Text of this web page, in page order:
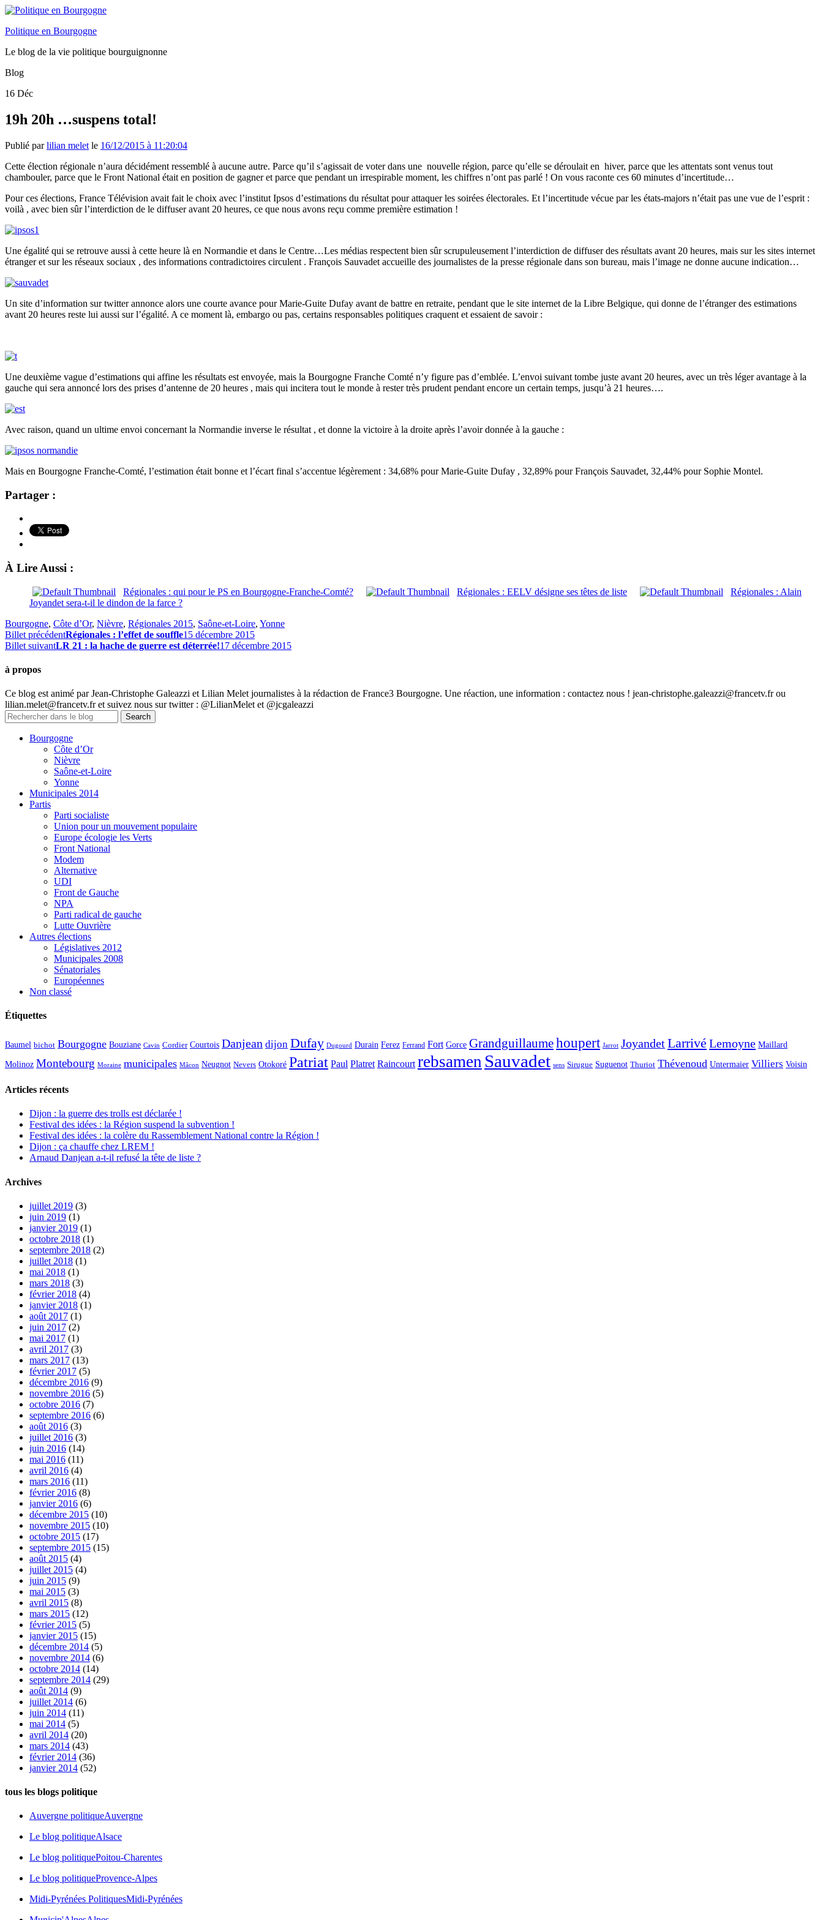
Politique en Bourgogne
Le blog de la vie politique bourguignonne
Blog
16 Déc
19h 20h …suspens total!
Publié parlilian melet le 16/12/2015 à 11:20:04
Cette élection régionale n’aura décidément ressemblé à aucune autre. Parce qu’il s’agissait de voter dans une nouvelle région, parce qu’elle se déroulait en hiver, parce que les attentats sont venus tout
chambouler, parce que le Front National était en position de gagner et parce que pendant un irrespirable moment, les chiffres n’ont pas parlé ! On vous raconte ces 60 minutes d’incertitude…
Pour ces élections, France Télévision avait fait le choix avec l’institut Ipsos d’estimations du résultat pour attaquer les soirées électorales. Et l’incertitude vécue par les états-majors n’était pas une vue de l’esprit :
voilà , avec bien sûr l’interdiction de le diffuser avant 20 heures, ce que nous avons reçu comme première estimation !
Une égalité qui se retrouve aussi à cette heure là en Normandie et dans le Centre…Les médias respectent bien sûr scrupuleusement l’interdiction de diffuser des résultats avant 20 heures, mais sur les sites internet
étranger et sur les réseaux sociaux , des informations contradictoires circulent . François Sauvadet accueille des journalistes de la presse régionale dans son bureau, mais l’image ne donne aucune indication…
Un site d’information sur twitter annonce alors une courte avance pour Marie-Guite Dufay avant de battre en retraite, pendant que le site internet de la Libre Belgique, qui donne de l’étranger des estimations
avant 20 heures reste lui aussi sur l’égalité. A ce moment là, embargo ou pas, certains responsables politiques craquent et essaient de savoir :
Une deuxième vague d’estimations qui affine les résultats est envoyée, mais la Bourgogne Franche Comté n’y figure pas d’emblée. L’envoi suivant tombe juste avant 20 heures, avec un très léger avantage à la
gauche qui sera annoncé lors des prises d’antenne de 20 heures , mais qui incitera tout le monde à rester très prudent pendant encore un certain temps, jusqu’à 21 heures….
Avec raison, quand un ultime envoi concernant la Normandie inverse le résultat , et donne la victoire à la droite après l’avoir donnée à la gauche :
Mais en Bourgogne Franche-Comté, l’estimation était bonne et l’écart final s’accentue légèrement : 34,68% pour Marie-Guite Dufay , 32,89% pour François Sauvadet, 32,44% pour Sophie Montel.
Partager :
À Lire Aussi :
Régionales : qui pour le PS en Bourgogne-Franche-Comté? Régionales : EELV désigne ses têtes de liste
Régionales : Alain
Joyandet sera-t-il le dindon de la farce ?
Bourgogne, Côte d’Or, Nièvre, Régionales 2015, Saône-et-Loire, Yonne
Billet précédentRégionales : l’effet de souffle15 décembre 2015
Billet suivantLR 21 : la hache de guerre est déterrée!17 décembre 2015
à propos
Ce blog est animé par Jean-Christophe Galeazzi et Lilian Melet journalistes à la rédaction de France3 Bourgogne. Une réaction, une information : contactez nous ! jean-christophe.galeazzi@francetv.fr ou
lilian.melet@francetv.fr et suivez nous sur twitter : @LilianMelet et @jcgaleazzi
Bourgogne
Côte d’Or
Nièvre
Saône-et-Loire
Yonne
Municipales 2014
Partis
Parti socialiste
Union pour un mouvement populaire
Europe écologie les Verts
Front National
Modem
Alternative
UDI
Front de Gauche
NPA
Parti radical de gauche
Lutte Ouvrière
Autres élections
Législatives 2012
Municipales 2008
Sénatoriales
Européennes
Non classé
Étiquettes
Baumel bichot Bourgogne Bouziane Cavin Cordier Courtois Danjean dijon Dufay Dugourd Durain Ferez Ferrand Fort Gorce Grandguillaumehoupert Jarrot JoyandetLarrivé Lemoyne Maillard
Molinoz Montebourg Moraine municipales Mâcon Neugnot Nevers Otokoré Patriat Paul Platret Raincourt rebsamen Sauvadet sens Sirugue Suguenot Thuriot Thévenoud Untermaier Villiers Voisin
Articles récents
Dijon : la guerre des trolls est déclarée !
Festival des idées : la Région suspend la subvention !
Festival des idées : la colère du Rassemblement National contre la Région !
Dijon : ça chauffe chez LREM !
Arnaud Danjean a-t-il refusé la tête de liste ?
Archives
juillet 2019 (3)
juin 2019 (1)
janvier 2019 (1)
octobre 2018 (1)
septembre 2018 (2)
juillet 2018 (1)
mai 2018 (1)
mars 2018 (3)
février 2018 (4)
janvier 2018 (1)
août 2017 (1)
juin 2017 (2)
mai 2017 (1)
avril 2017 (3)
mars 2017 (13)
février 2017 (5)
décembre 2016 (9)
novembre 2016 (5)
octobre 2016 (7)
septembre 2016 (6)
août 2016 (3)
juillet 2016 (3)
juin 2016 (14)
mai 2016 (11)
avril 2016 (4)
mars 2016 (11)
février 2016 (8)
janvier 2016 (6)
décembre 2015 (10)
novembre 2015 (10)
octobre 2015 (17)
septembre 2015 (15)
août 2015 (4)
juillet 2015 (4)
juin 2015 (9)
mai 2015 (3)
avril 2015 (8)
mars 2015 (12)
février 2015 (5)
janvier 2015 (15)
décembre 2014 (5)
novembre 2014 (6)
octobre 2014 (14)
septembre 2014 (29)
août 2014 (9)
juillet 2014 (6)
juin 2014 (11)
mai 2014 (5)
avril 2014 (20)
mars 2014 (43)
février 2014 (36)
janvier 2014 (52)
tous les blogs politique
Auvergne politiqueAuvergne
Le blog politiqueAlsace
Le blog politiquePoitou-Charentes
Le blog politiqueProvence-Alpes
Midi-Pyrénées PolitiquesMidi-Pyrénées